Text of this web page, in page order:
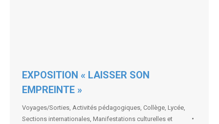
EXPOSITION « LAISSER SON
EMPREINTE »
Voyages/Sorties Activités pédagogiques Collège Lycée
Sections internationales Manifestations culturelles et